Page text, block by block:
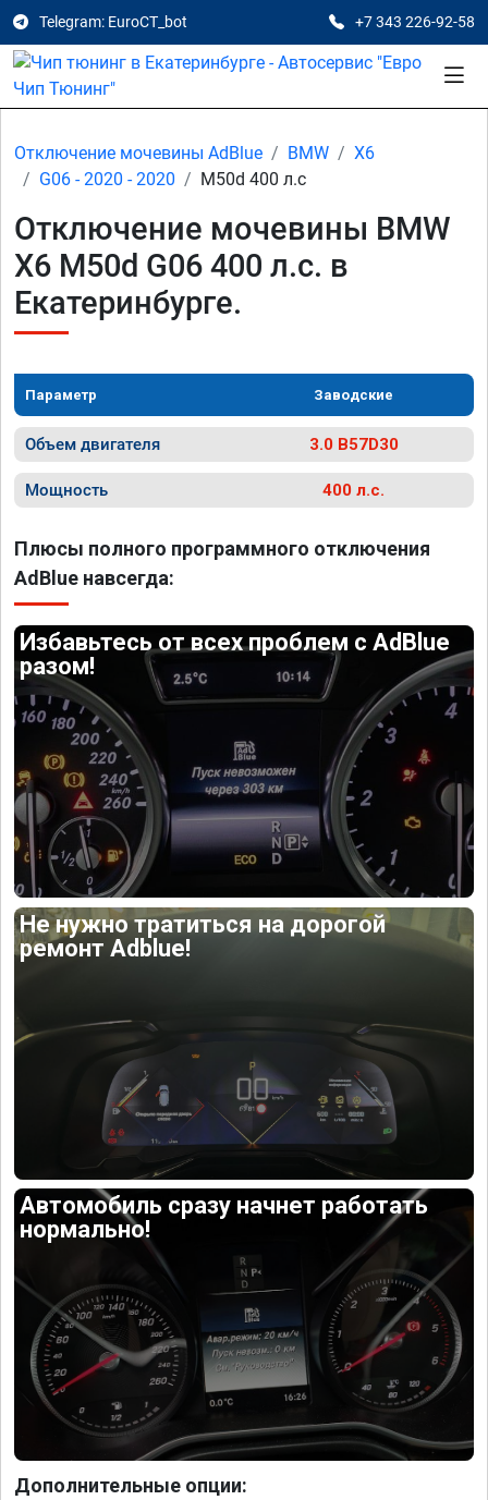
Telegram: EuroCT_bot +7 343 226-92-58
Отключение мочевины AdBlue BMW
X6
G06 - 2020 - 2020
M50d 400 л.с
Отключение мочевины BMW
X6 M50d G06 400 л.с. в
Екатеринбурге.
Параметр Заводские
Объем двигателя 3.0 B57D30
Мощность 400 л.с.
Плюсы полного программного отключения
AdBlue навсегда:
Избавьтесь от всех проблем с AdBlue
разом!
Не нужно тратиться на дорогой
ремонт Adblue!
Автомобиль сразу начнет работать
нормально!
Дополнительные опции: